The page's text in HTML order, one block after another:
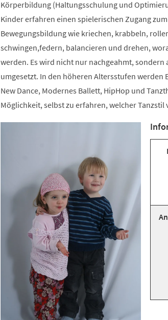
Körperbildung (Haltungsschulung und
Kinder erfahren einen spielerischen Zugang
Bewegungsbildung wie kriechen, krabbeln,
schwingen,federn, balancieren und drehen,
werden. Es wird nicht nur nachgeahmt,
umgesetzt. In den höheren Altersstufen
New Dance, Modernes Ballett, HipHop und
Möglichkeit, selbst zu erfahren, welcher